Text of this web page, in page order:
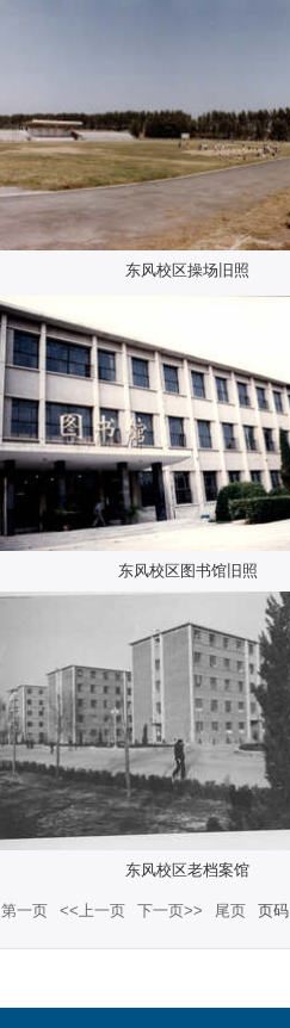
东风校区操场旧照
东风校区图书馆旧照
东风校区老档案馆
第一页 <<上一页 下一页>> 尾页 页码